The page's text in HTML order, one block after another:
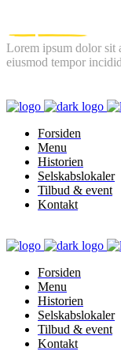
Lorem ipsum dolor sit
eiusmod tempor
Forsiden
Menu
Historien
Selskabslokaler
Tilbud & event
Kontakt
Forsiden
Menu
Historien
Selskabslokaler
Tilbud & event
Kontakt